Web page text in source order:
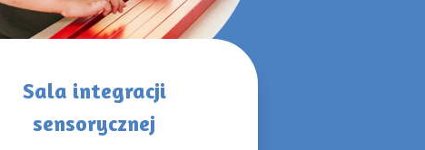
Sala integracji
sensorycznej